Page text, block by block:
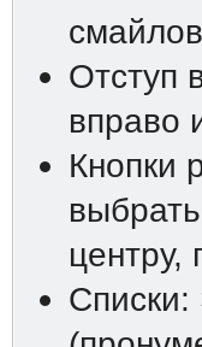
Отступ
вправо
Кнопки
Списки: